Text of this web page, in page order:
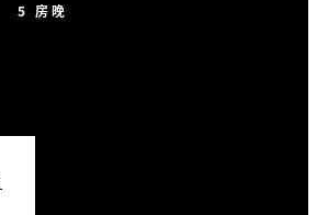
5 房晚